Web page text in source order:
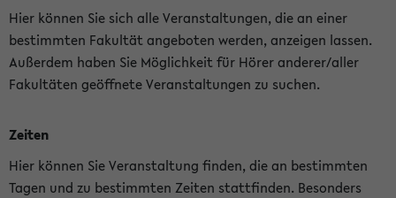
Hier können Sie sich alle Veranstaltungen, die an einer
bestimmten Fakultät angeboten werden, anzeigen lassen.
Außerdem haben Sie Möglichkeit für Hörer anderer/aller
Fakultäten geöffnete Veranstaltungen zu suchen.
Zeiten
Hier können Sie Veranstaltung finden, die an bestimmten
Tagen und zu bestimmten Zeiten stattfinden. Besonders